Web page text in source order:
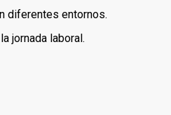
diferentes entornos.
jornada laboral.